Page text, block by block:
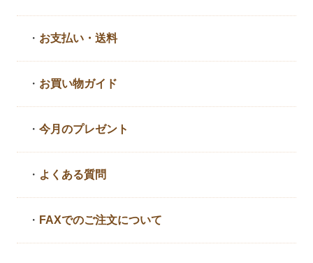
・ お支払い・送料
・ お買い物ガイド
・今月のプレゼント
・ よくある質問
・ FAXでのご注文について